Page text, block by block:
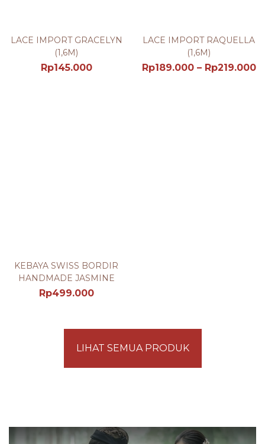
LACE IMPORT GRACELYN
(1,6M)
Rp145.000
LACE IMPORT RAQUELLA
(1,6M)
Rp189.000– Rp219.000
KEBAYA SWISS BORDIR
HANDMADE JASMINE
Rp499.000
LIHAT SEMUA PRODUK